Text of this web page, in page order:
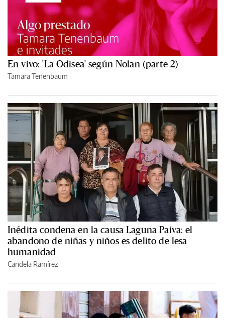
En vivo: 'La Odisea' según Nolan (parte 2)
Tamara Tenenbaum
Inédita condena en la causa Laguna Paiva: el
abandono de niñas y niños es delito de lesa
humanidad
Candela Ramírez